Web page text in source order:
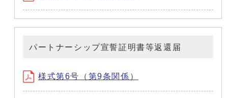
パートナーシップ宣誓証明書等返還届
様式第6号（第9条関係）